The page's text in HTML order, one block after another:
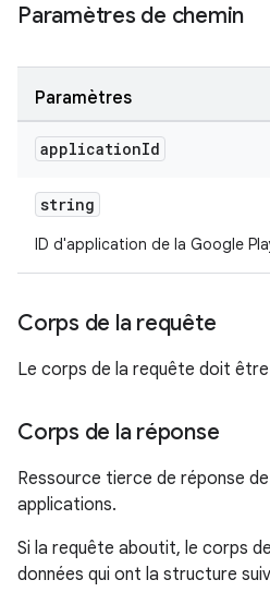
Paramètres de chemin
Paramètres
applicationId
string
ID d'application de la Google
Corps de la requête
Le corps de la requête doit être
Corps de la réponse
Ressource tierce de réponse
applications.
Si la requête aboutit, le corps
données qui ont la structure